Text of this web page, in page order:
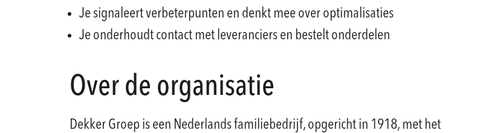
Je signaleert verbeterpunten en denkt mee over optimalisaties
Je onderhoudt contact met leveranciers en bestelt onderdelen
Over de organisatie
Dekker Groep is een Nederlands familiebedrijf, opgericht in 1918, met het